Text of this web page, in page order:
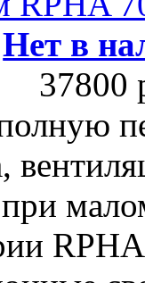
Нет в
37800